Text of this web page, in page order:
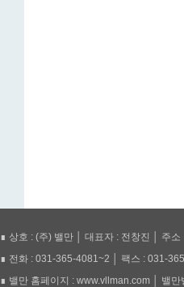
∎ 상호 : (주) 밸만 │ 대표자 : 전창진 │ 주
∎ 전화 : 031-365-4081~2 │ 팩스 : 031-
∎ 밸만 홈페이지 : www.vllman.com │ 밸